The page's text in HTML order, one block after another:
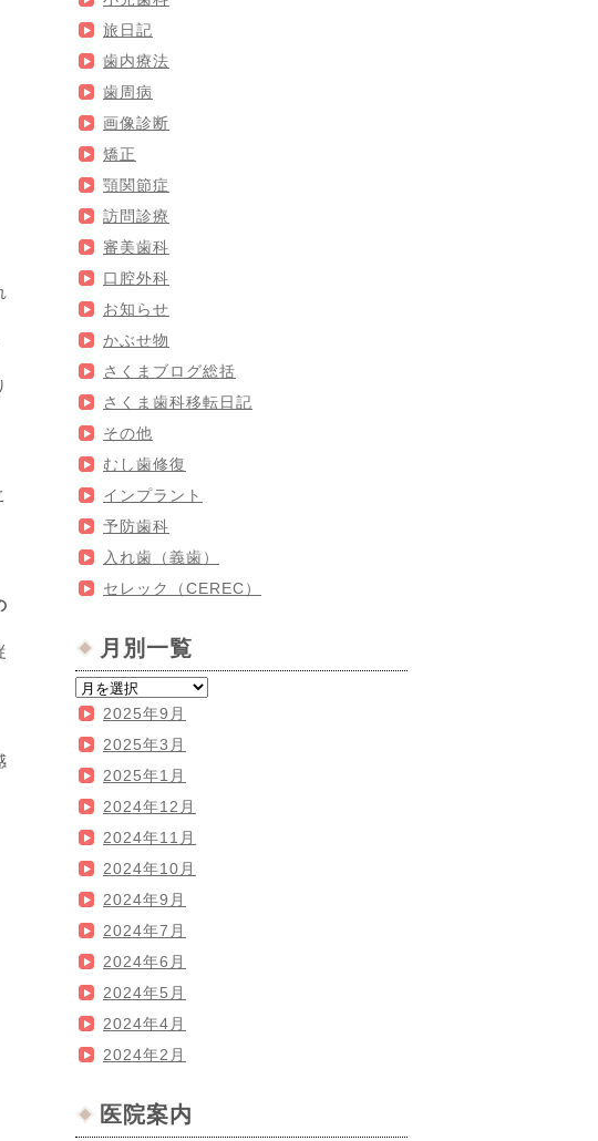
旅日記
歯内療法
歯周病
画像診断
矯正
顎関節症
訪問診療
審美歯科
口腔外科
お知らせ
かぶせ物
さくまブログ総括
さくま歯科移転日記
その他
むし歯修復
インプラント
予防歯科
入れ歯（義歯）
セレック（CEREC）
月別一覧
2025年9月
2025年3月
2025年1月
2024年12月
2024年11月
2024年10月
2024年9月
2024年7月
2024年6月
2024年5月
2024年4月
2024年2月
医院案内